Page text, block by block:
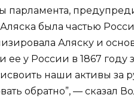
парламента,
была частью
Аляску и
у России в 1867 году
наши активы за
обратно”, — сказал